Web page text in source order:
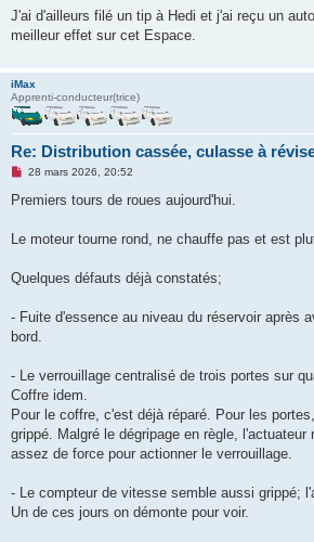
J'ai d'ailleurs filé un tip à Hedi et j'ai reçu un
meilleur effet sur cet Espace.
iMax
Apprenti-conducteur(trice)
Re: Distribution cassée, culasse à
M
s
g
o
u
28 mars 2026, 20:52
Premiers tours de roues aujourd'hui.
Le moteur tourne rond, ne chauffe pas et est
Quelques défauts déjà constatés;
- Fuite d'essence au niveau du réservoir après
bord.
- Le verrouillage centralisé de trois portes sur
Coffre idem.
Pour le coffre, c'est déjà réparé. Pour les
grippé. Malgré le dégripage en règle, l'actuateur
assez de force pour actionner le verrouillage.
- Le compteur de vitesse semble aussi grippé;
Un de ces jours on démonte pour voir.